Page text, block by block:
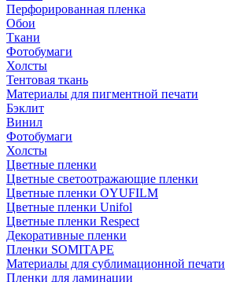
Перфорированная пленка
Обои
Ткани
Фотобумаги
Холсты
Тентовая ткань
Материалы для пигментной печати
Бэклит
Винил
Фотобумаги
Холсты
Цветные пленки
Цветные светоотражающие пленки
Цветные пленки OYUFILM
Цветные пленки Unifol
Цветные пленки Respect
Декоративные пленки
Пленки SOMITAPE
Материалы для сублимационной печати
Пленки для ламинации